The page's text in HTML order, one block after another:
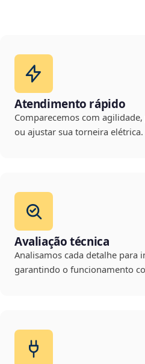
Atendimento rápido
Comparecemos com
ou ajustar sua torneira elétrica.
Avaliação técnica
Analisamos cada detalhe para
garantindo o funcionamento